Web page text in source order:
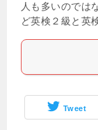
人も多いのでは
ど英検２級と英
Tweet